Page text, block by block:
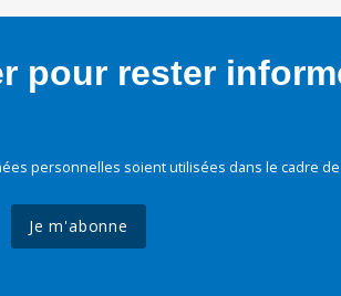
pour rester
personnelles soient utilisées dans le cadre
Je m'abonne